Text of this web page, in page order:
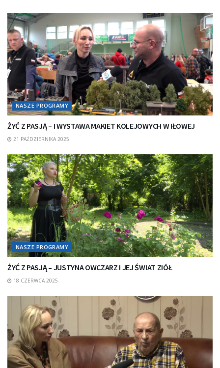
NASZE PROGRAMY
ŻYĆ Z PASJĄ – I WYSTAWA MAKIET KOLEJOWYCH W IŁOWEJ
21 PAŹDZIERNIKA 2025
NASZE PROGRAMY
ŻYĆ Z PASJĄ – JUSTYNA OWCZARZ I JEJ ŚWIAT ZIÓŁ
18 CZERWCA 2025